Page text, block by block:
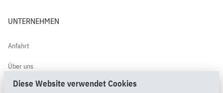
UNTERNEHMEN
Anfahrt
Über uns
Kundenbewertungen
Diese Website verwendet Cookies